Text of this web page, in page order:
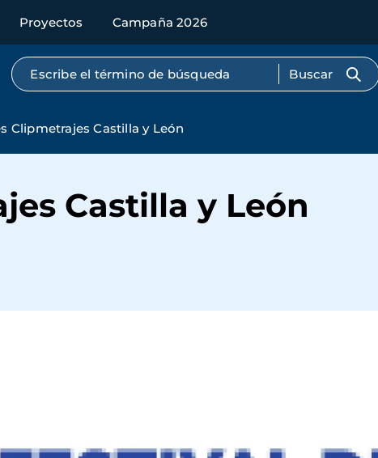
Proyectos Campaña 2026
Búsqueda por texto completo
Clipmetrajes Castilla y León
Castilla y León